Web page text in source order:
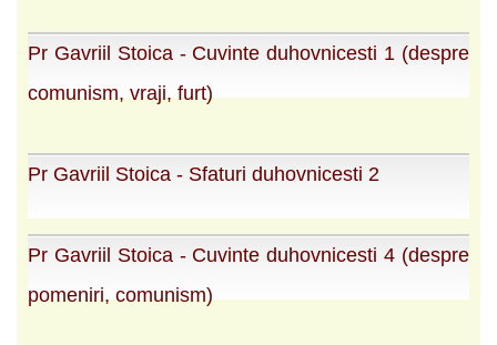
Pr Gavriil Stoica - Cuvinte duhovnicesti 1 (despre
comunism, vraji, furt)
Pr Gavriil Stoica - Sfaturi duhovnicesti 2
Pr Gavriil Stoica - Cuvinte duhovnicesti 4 (despre
pomeniri, comunism)